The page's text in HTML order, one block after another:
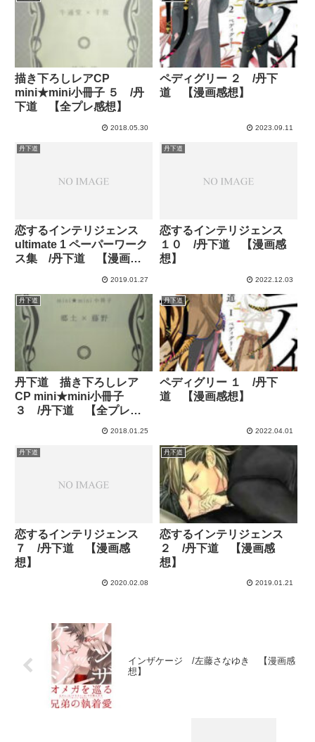
描き下ろしレアCP
mini★mini小冊子 ５ /丹
下道 【全プレ感想】
2018.05.30
ペディグリー ２ /丹下
道 【漫画感想】
2023.09.11
丹下道
恋するインテリジェンス
ultimate 1 ペーパーワーク
ス集 /丹下道 【漫画感
2019.01.27
丹下道
恋するインテリジェンス
１０ /丹下道 【漫画感
想】
2022.12.03
丹下道
丹下道 描き下ろしレア
CP mini★mini小冊子
３ /丹下道 【全プレ感
2018.01.25
丹下道
ペディグリー １ /丹下
道 【漫画感想】
2022.04.01
丹下道
恋するインテリジェンス
７ /丹下道 【漫画感
想】
2020.02.08
丹下道
恋するインテリジェンス
２ /丹下道 【漫画感
想】
2019.01.21
インザケージ /左藤さなゆき 【漫画感
想】